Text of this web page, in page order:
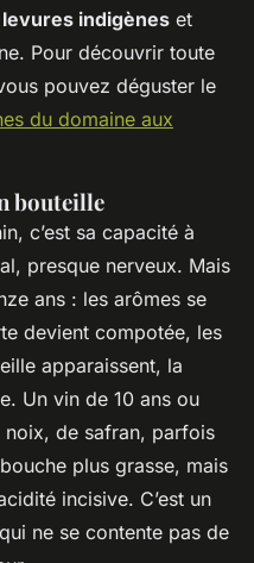
levures indigènes et
Pour découvrir toute
pouvez déguster le
du domaine aux
bouteille
, c’est sa capacité à
presque nerveux. Mais
ans : les arômes se
devient compotée, les
apparaissent, la
Un vin de 10 ans ou
noix, de safran, parfois
plus grasse, mais
incisive. C’est un
ne se contente pas de